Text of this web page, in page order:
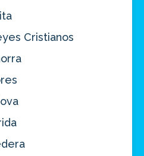
Cristianos